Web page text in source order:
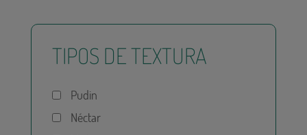
TIPOS DE TEXTURA
Pudin
Néctar